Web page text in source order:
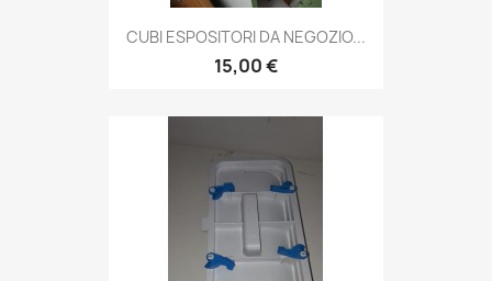
CUBI ESPOSITORI DA NEGOZIO...
15,00 €